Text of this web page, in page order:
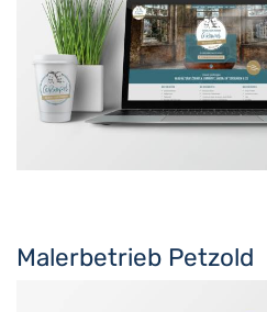
Malerbetrieb Petzold